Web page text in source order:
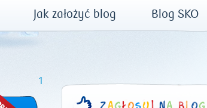
Jak założyć blog Blog SKO
1